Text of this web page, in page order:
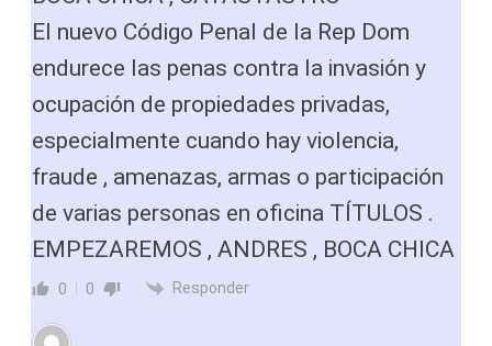
El nuevo Código Penal de la Rep Dom
endurece las penas contra la invasión y
ocupación de propiedades privadas,
especialmente cuando hay violencia,
fraude , amenazas, armas o participación
de varias personas en oficina TÍTULOS .
EMPEZAREMOS , ANDRES , BOCA CHICA
0 0 Responder